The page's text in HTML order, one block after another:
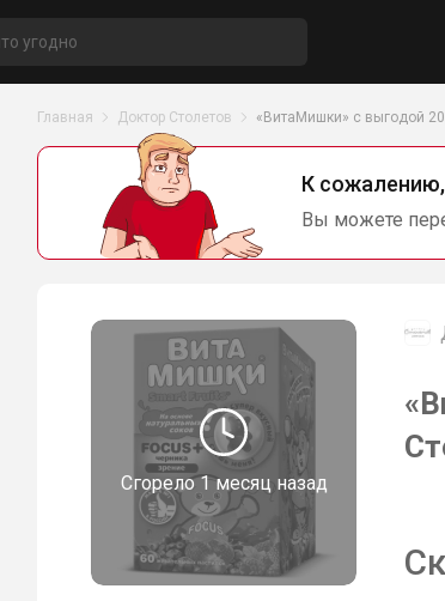
Главная Доктор Столетов «ВитаМишки» с выгодой
К сожалению,
Вы можете
Сгорело1 месяц назад